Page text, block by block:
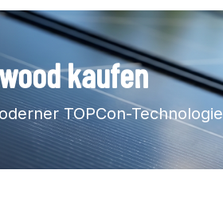
kaufen
TOPCon-Technologie